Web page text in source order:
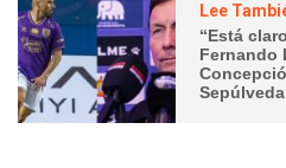
Lee
“Está
Fernando